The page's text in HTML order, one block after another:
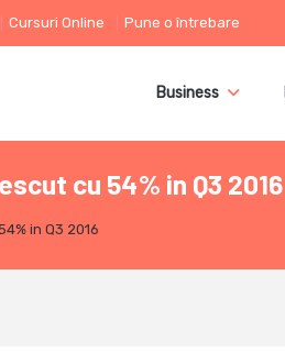
Cursuri Online Pune o întrebare
Business
cu 54% in Q3 2016
in Q3 2016